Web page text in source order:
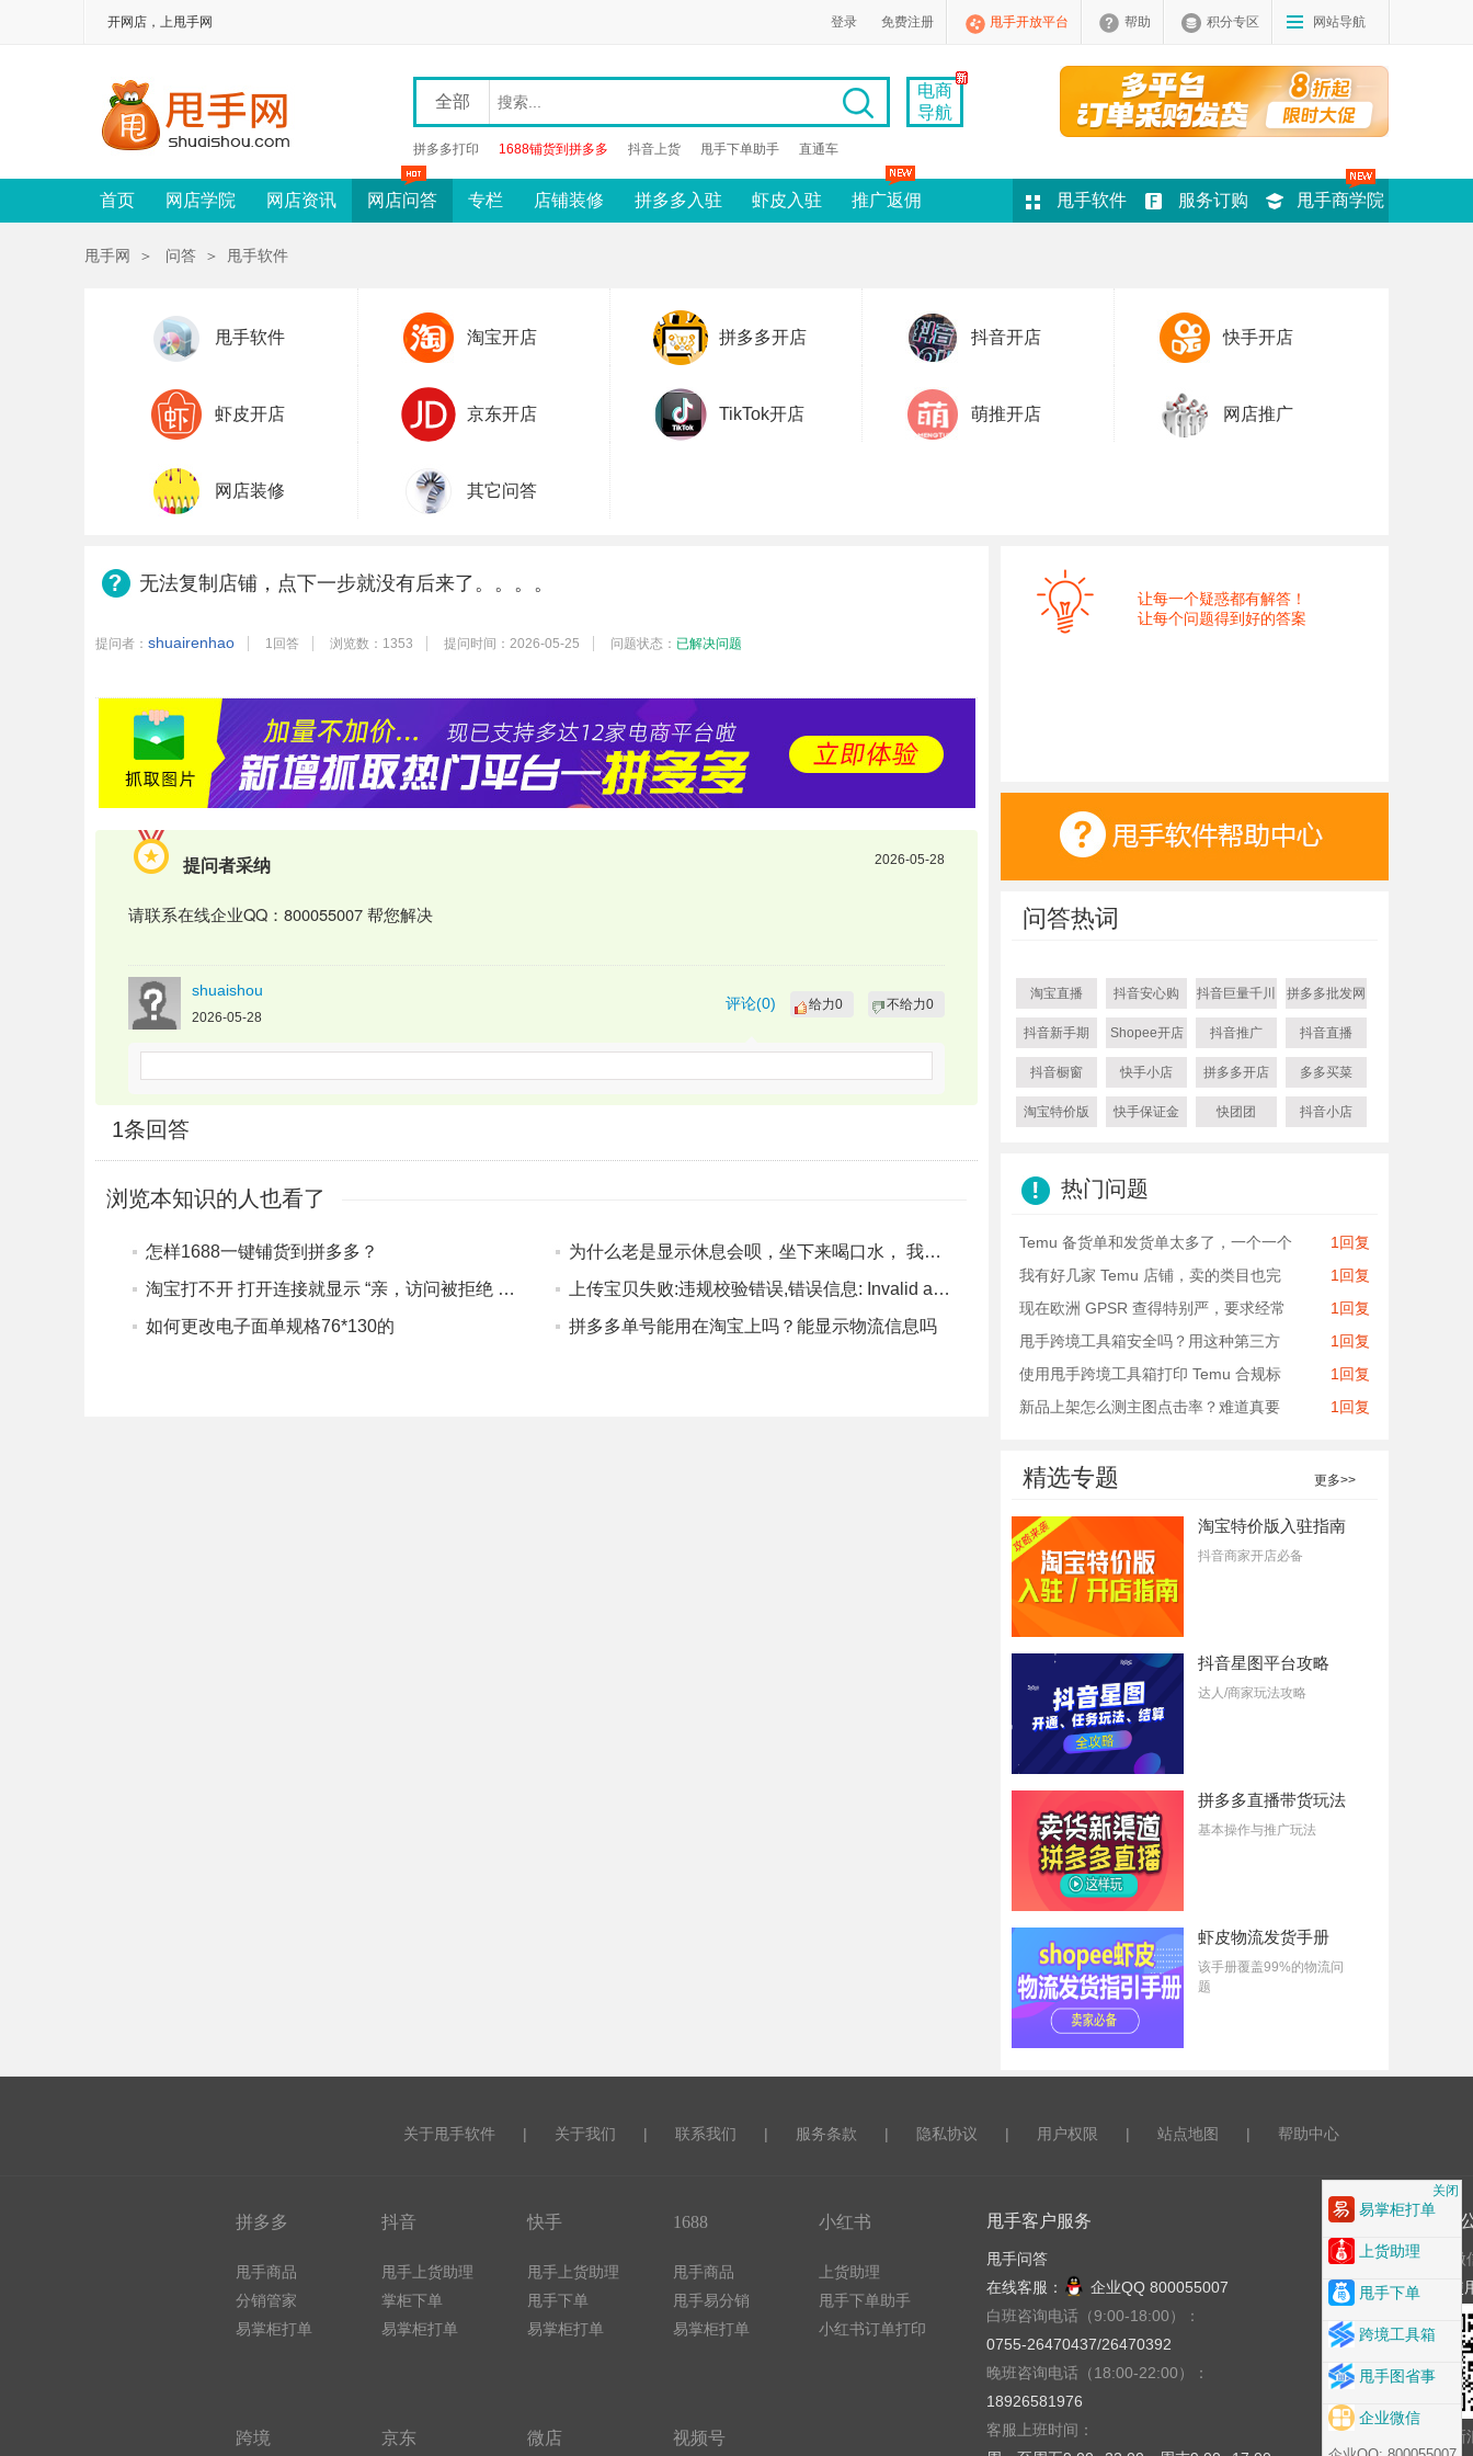
开网店，上甩手网 登录 免费注册 甩手开放平台 帮助 积分专区 网站导航
全部
拼多多打印 1688铺货到拼多多 抖音上货 甩手下单助手 直通车
电商
导航
首页 网店学院 网店资讯 网店问答 专栏 店铺装修 拼多多入驻 虾皮入驻 推广返佣 甩手软件 服务订购 甩手商学院
甩手网 ＞ 问答 ＞ 甩手软件
甩手软件 淘宝开店 拼多多开店 抖音开店 快手开店
虾皮开店 京东开店 TikTok开店 萌推开店 网店推广
网店装修 其它问答
无法复制店铺，点下一步就没有后来了。。。。
提问者： shuairenhao 1回答 浏览数：1353 提问时间：2026-05-25 问题状态： 已解决问题
提问者采纳 2026-05-28
请联系在线企业QQ：800055007 帮您解决
shuaishou
2026-05-28
评论(0) 给力0 不给力0
1条回答
浏览本知识的人也看了
怎样1688一键铺货到拼多多？
为什么老是显示休息会呗，坐下来喝口水， 我们马上回来。
淘宝打不开 打开连接就显示 “亲，访问被拒绝 请检查是否使用了代理软件或 VPN 哦~ 怎么处理 ”
上传宝贝失败:违规校验错误,错误信息: Invalid arguments:property_alias 还有 上传宝贝失败:检查到线上有相同的宝贝 不是已经处理了为什么还是这样啊，要怎么样解决
如何更改电子面单规格76*130的
拼多多单号能用在淘宝上吗？能显示物流信息吗
让每一个疑惑都有解答！
让每个问题得到好的答案
问答热词
淘宝直播 抖音安心购 抖音巨量千川 拼多多批发网
抖音新手期 Shopee开店 抖音推广 抖音直播
抖音橱窗 快手小店 拼多多开店 多多买菜
淘宝特价版 快手保证金 快团团 抖音小店
热门问题
Temu 备货单和发货单太多了，一个一个
1回复
我有好几家 Temu 店铺，卖的类目也完
1回复
现在欧洲 GPSR 查得特别严，要求经常
1回复
甩手跨境工具箱安全吗？用这种第三方
1回复
使用甩手跨境工具箱打印 Temu 合规标
1回复
新品上架怎么测主图点击率？难道真要
1回复
精选专题 更多>>
淘宝特价版入驻指南
抖音商家开店必备
抖音星图平台攻略
达人/商家玩法攻略
拼多多直播带货玩法
基本操作与推广玩法
虾皮物流发货手册
该手册覆盖99%的物流问
题
关于甩手软件 | 关于我们 | 联系我们 | 服务条款 | 隐私协议 | 用户权限 | 站点地图 | 帮助中心
拼多多
甩手商品
分销管家
易掌柜打单
抖音
甩手上货助理
掌柜下单
易掌柜打单
快手
甩手上货助理
甩手下单
易掌柜打单
1688
甩手商品
甩手易分销
易掌柜打单
小红书
上货助理
甩手下单助手
小红书订单打印
跨境 京东 微店 视频号
甩手客户服务
甩手问答
在线客服：
企业QQ 800055007
白班咨询电话（9:00-18:00）：
0755-26470437/26470392
晚班咨询电话（18:00-22:00）：
18926581976
客服上班时间：
关注
关闭
易掌柜打单
上货助理
甩手下单
跨境工具箱
甩手图省事
企业微信